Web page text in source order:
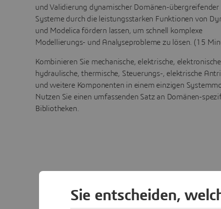
und Validierung dynamischer Domänen-übergreifender
Systeme durch die leistungsstarken Funktionen von
und Modelica fördern lassen, um schnell komplexe
Modellierungs- und Analyseprobleme zu lösen. (15
Kombinieren Sie mechanische, elektrische,
hydraulische, thermische, Steuerungs-, elektrische
und weitere Komponenten in einem einzigen
Nutzen Sie einen umfassenden Satz an Domänen-
Bibliotheken.
Sie entscheiden,